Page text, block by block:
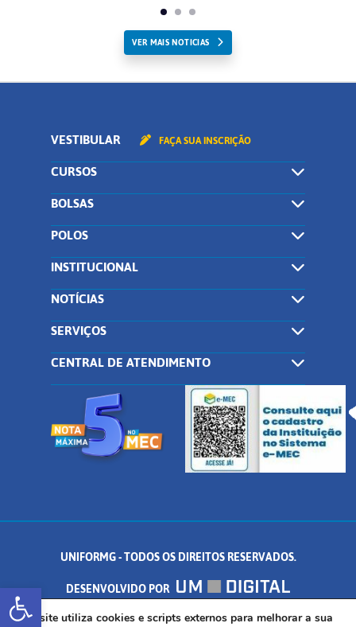
Abrir a barra de ferramentas
VER MAIS NOTICIAS
VESTIBULAR FAÇA SUA INSCRIÇÃO
CURSOS
BOLSAS
POLOS
INSTITUCIONAL
NOTÍCIAS
SERVIÇOS
CENTRAL DE ATENDIMENTO
UNIFORMG - TODOS OS DIREITOS RESERVADOS.
DESENVOLVIDO POR
AV. DR. ARNALDO DE SENNA, 328 - PALMEIRAS, FORMIGA/MG - CEP:
Este site utiliza cookies e scripts externos para melhorar a sua